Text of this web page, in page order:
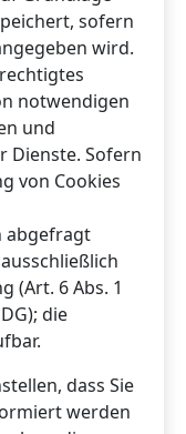
sofern
wird.
notwendigen
und
Dienste. Sofern
von Cookies
abgefragt
(Art. 6 Abs. 1
die
dass Sie
werden